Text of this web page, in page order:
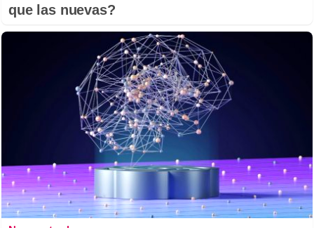
que las nuevas?